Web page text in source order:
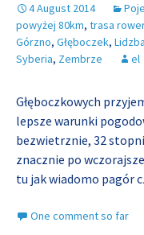
4 August 2014
powyżej 80km, trasa
Górzno, Głęboczek,
Syberia, Zembrze el
Głęboczkowych
lepsze warunki
bezwietrznie, 32
znacznie po
tu jak wiadomo pagór
One comment so far